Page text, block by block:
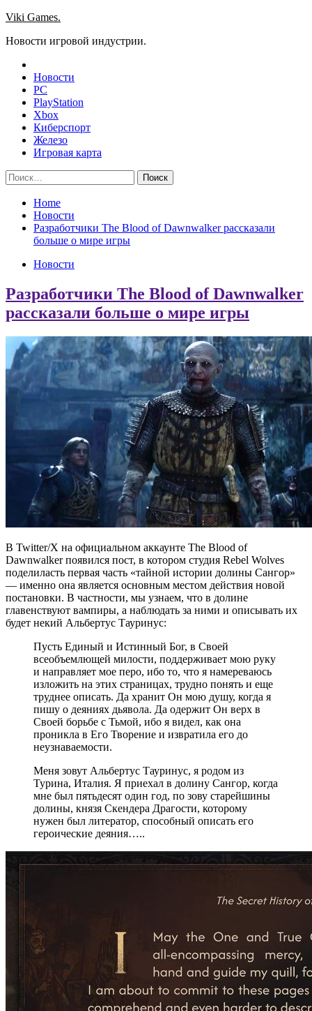
Skip
content
Viki Games.
Новости игровой индустрии.
Новости
PC
PlayStation
Xbox
Киберспорт
Железо
Игровая карта
Найти:
Home
Новости
Разработчики The Blood of Dawnwalker рассказали
больше о мире игры
Новости
Разработчики The Blood of Dawnwalker
рассказали больше о мире игры
В Twitter/X на официальном аккаунте The Blood of
Dawnwalker появился пост, в котором студия Rebel Wolves
поделиласть первая часть «тайной истории долины Сангор»
— именно она является основным местом действия новой
постановки. В частности, мы узнаем, что в долине
главенствуют вампиры, а наблюдать за ними и описывать их
будет некий Альбертус Тауринус:
Пусть Единый и Истинный Бог, в Своей
всеобъемлющей милости, поддерживает мою руку
и направляет мое перо, ибо то, что я намереваюсь
изложить на этих страницах, трудно понять и еще
труднее описать. Да хранит Он мою душу, когда я
пишу о деяниях дьявола. Да одержит Он верх в
Своей борьбе с Тьмой, ибо я видел, как она
проникла в Его Творение и извратила его до
неузнаваемости.
Меня зовут Альбертус Тауринус, я родом из
Турина, Италия. Я приехал в долину Сангор, когда
мне был пятьдесят один год, по зову старейшины
долины, князя Скендера Драгости, которому
нужен был литератор, способный описать его
героические деяния…..